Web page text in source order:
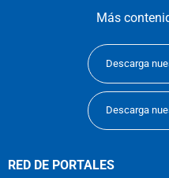
Más
Descarga
Descarga
RED DE PORTALES